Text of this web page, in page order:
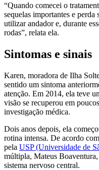
“Quando comecei o
sequelas importantes e
utilizar andador e, durante
rodas”, relata ela.
Sintomas e sinais
Karen, moradora de Ilha
sentido um sintoma
atenção. Em 2014, ela teve
visão se recuperou em
investigação médica.
Dois anos depois, ela
rotina intensa. De acordo
pela USP (Universidade de
múltipla, Mateus
sistema nervoso central.